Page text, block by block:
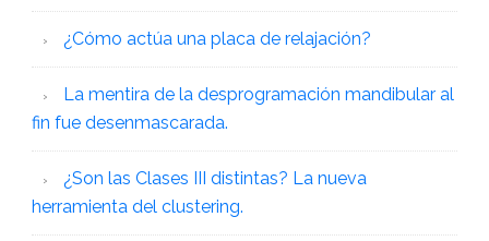
¿Cómo actúa una placa de relajación?
La mentira de la desprogramación mandibular al
fin fue desenmascarada.
¿Son las Clases III distintas? La nueva
herramienta del clustering.